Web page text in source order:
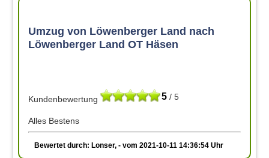
Umzug von Löwenberger Land nach
Löwenberger Land OT Häsen
5 / 5
Kundenbewertung
Alles Bestens
Bewertet durch: Lonser, - vom 2021-10-11 14:36:54 Uhr